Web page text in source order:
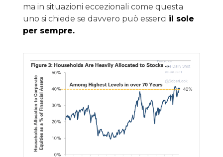
ma in situazioni eccezionali come questa
uno si chiede se davvero può esserci il sole
per sempre.